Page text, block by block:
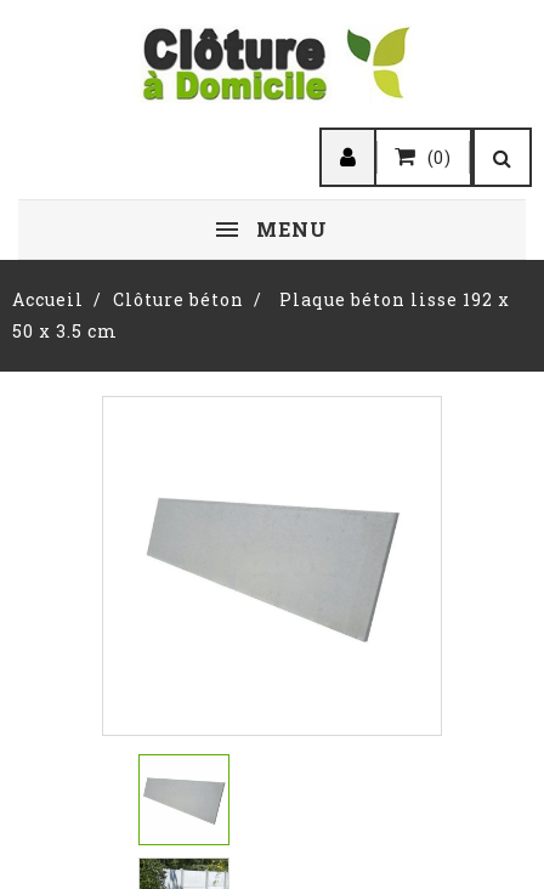
(0)
MENU
Accueil Clôture béton
Plaque béton lisse 192 x
50 x 3.5 cm